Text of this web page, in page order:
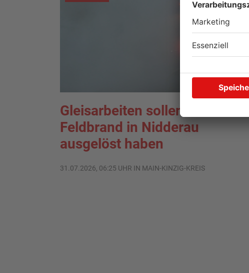
Gleisarbeiten sollen
Feldbrand in Nidderau
ausgelöst haben
31.07.2026, 06:25 UHR IN MAIN-KINZIG-KREIS